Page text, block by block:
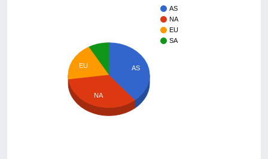
AS
NA
EU
SA
AS
EU
NA